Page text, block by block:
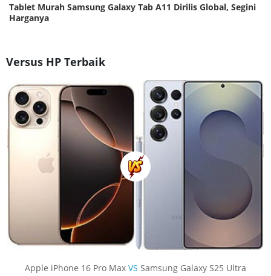
Tablet Murah Samsung Galaxy Tab A11 Dirilis Global, Segini
Harganya
Versus HP Terbaik
Apple iPhone 16 Pro Max VS Samsung Galaxy S25 Ultra